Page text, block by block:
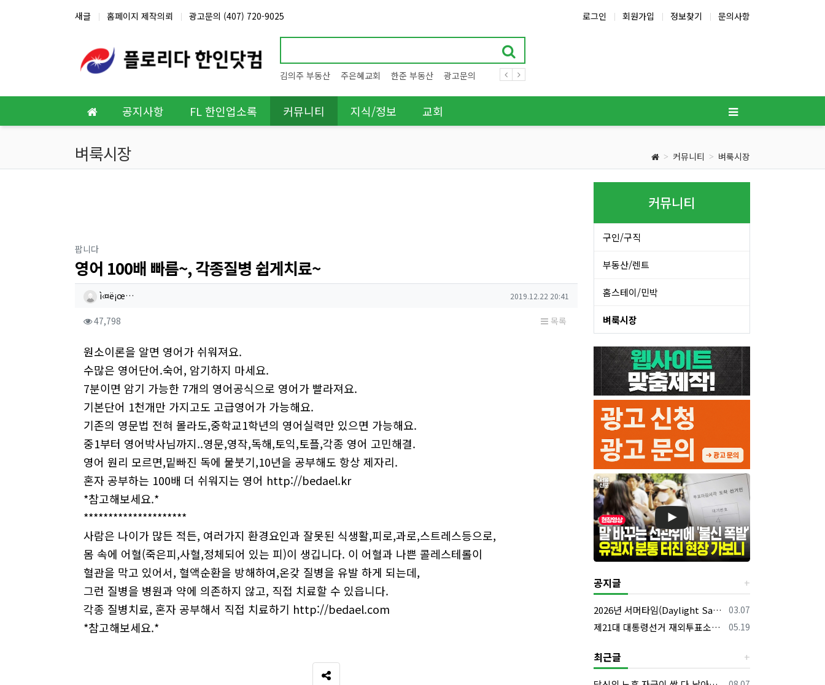
새글 홈페이지 제작의뢰 광고문의 (407) 720-9025 로그인 회원가입 정보찾기 문의사항
김의주 부동산 주은혜교회 한준 부동산 광고문의
공지사항 FL 한인업소록 커뮤니티 지식/정보 교회
벼룩시장 커뮤니티 벼룩시장
팝니다분류
영어 100배 빠름~, 각종질병 쉽게치료~
작성자 정보
ì‹¤ë¡œ… 작성일
2019.12.22 20:41
컨텐츠 정보
47,798 목록
본문
원소이론을 알면 영어가 쉬워져요.
수많은 영어단어.숙어, 암기하지 마세요.
7분이면 암기 가능한 7개의 영어공식으로 영어가 빨라져요.
기본단어 1천개만 가지고도 고급영어가 가능해요.
기존의 영문법 전혀 몰라도,중학교1학년의 영어실력만 있으면 가능해요.
중1부터 영어박사님까지..영문,영작,독해,토익,토플,각종 영어 고민해결.
영어 원리 모르면,밑빠진 독에 물붓기,10년을 공부해도 항상 제자리.
혼자 공부하는 100배 더 쉬워지는 영어 http://bedael.kr
*참고해보세요.*
*********************
사람은 나이가 많든 적든, 여러가지 환경요인과 잘못된 식생활,피로,과로,스트레스등으로,
몸 속에 어혈(죽은피,사혈,정체되어 있는 피)이 생깁니다. 이 어혈과 나쁜 콜레스테롤이
혈관을 막고 있어서, 혈액순환을 방해하여,온갖 질병을 유발 하게 되는데,
그런 질병을 병원과 약에 의존하지 않고, 직접 치료할 수 있읍니다.
각종 질병치료, 혼자 공부해서 직접 치료하기 http://bedael.com
*참고해보세요.*
커뮤니티
구인/구직
부동산/렌트
홈스테이/민박
벼룩시장
공지글
등록일
03.07
2026년 서머타임(Daylight Saving Time) 시작 안내
등록일
05.19
제21대 대통령선거 재외투표소의 명칭 및 소재지 등의 공고/올랜도 제외 투표소
최근글